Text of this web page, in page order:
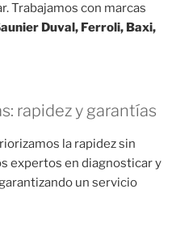
Trabajamos con marcas
Duval, Ferroli, Baxi,
rapidez y garantías
la rapidez sin
expertos en diagnosticar y
un servicio